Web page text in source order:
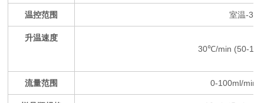
温控范围 室温-
升温速度
30℃/min (50-
流量范围 0-100ml/min